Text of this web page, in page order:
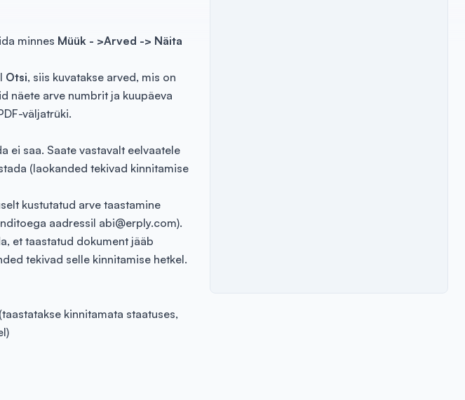
minnes Müük - >Arved -> Näita
Otsi, siis kuvatakse arved, mis on
näete arve numbrit ja kuupäeva
väljatrüki.
ei saa. Saate vastavalt eelvaatele
(laokanded tekivad kinnitamise
kustutatud arve taastamine
aadressil abi@erply.com).
et taastatud dokument jääb
tekivad selle kinnitamise hetkel.
kinnitamata staatuses,